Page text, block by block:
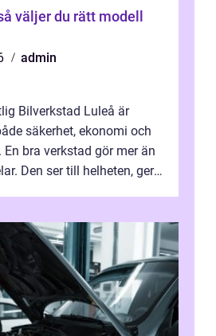
admin
Bilverkstad Luleå är
säkerhet, ekonomi och
bra verkstad gör mer än
Den ser till helheten, ger